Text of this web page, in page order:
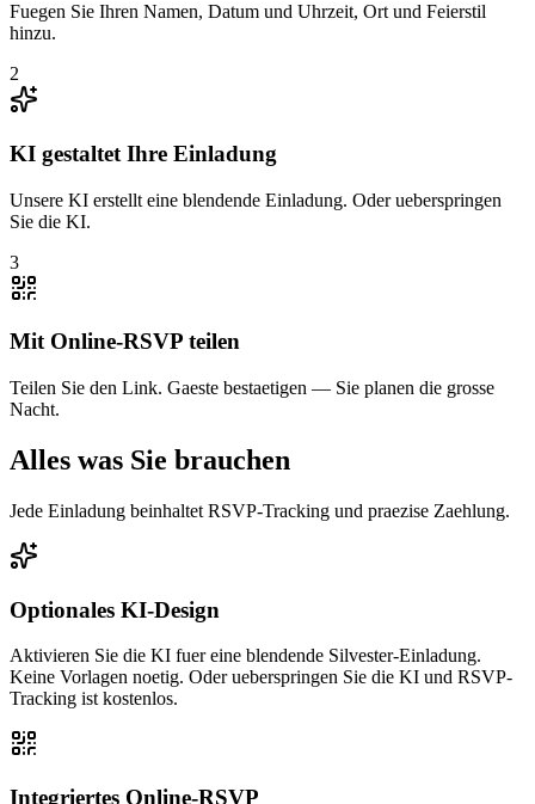
Fuegen Sie Ihren Namen, Datum und Uhrzeit, Ort und Feierstil
hinzu.
2
KI gestaltet Ihre Einladung
Unsere KI erstellt eine blendende Einladung. Oder ueberspringen
Sie die KI.
3
Mit Online-RSVP teilen
Teilen Sie den Link. Gaeste bestaetigen — Sie planen die grosse
Nacht.
Alles was Sie brauchen
Jede Einladung beinhaltet RSVP-Tracking und praezise Zaehlung.
Optionales KI-Design
Aktivieren Sie die KI fuer eine blendende Silvester-Einladung.
Keine Vorlagen noetig. Oder ueberspringen Sie die KI und RSVP-
Tracking ist kostenlos.
Integriertes Online-RSVP